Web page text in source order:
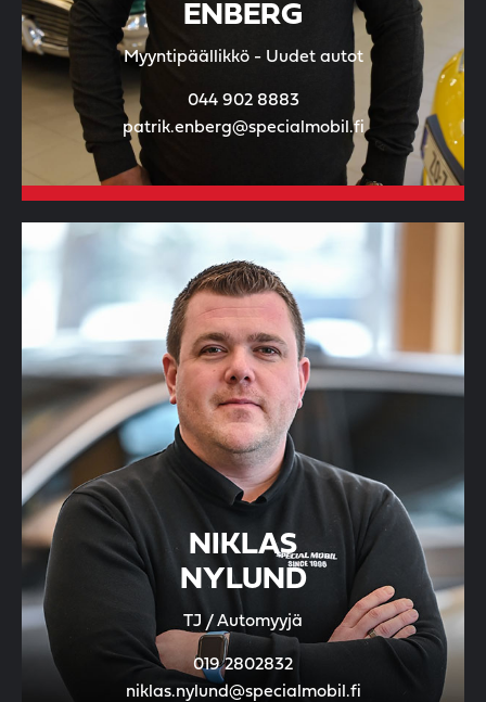
ENBERG
Myyntipäällikkö - Uudet autot
044 902 8883
patrik.enberg@specialmobil.fi
NIKLAS
NYLUND
TJ / Automyyjä
019 2802832
niklas.nylund@specialmobil.fi